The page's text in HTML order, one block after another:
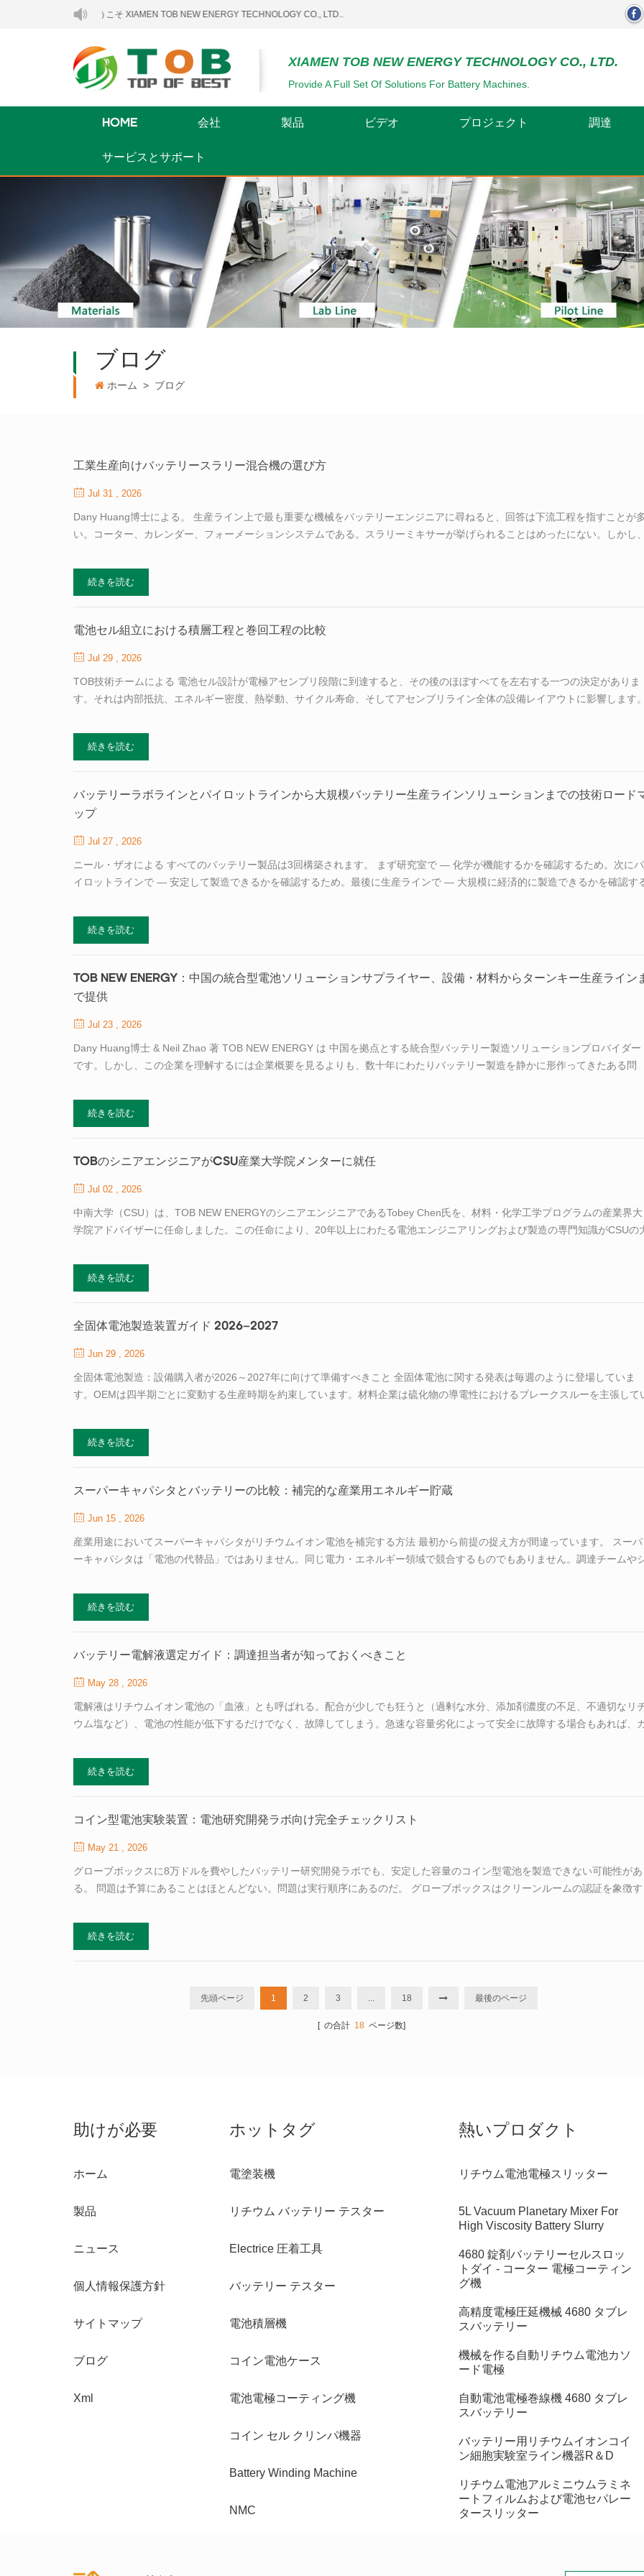
へようこそ XIAMEN TOB NEW ENERGY TECHNOLOGY CO., LTD..
XIAMEN TOB NEW ENERGY TECHNOLOGY CO., LTD.
Provide A Full Set Of Solutions For Battery Machines.
HOME 会社 製品 ビデオ プロジェクト 調達
サービスとサポート
ブログ
ホーム > ブログ
工業生産向けバッテリースラリー混合機の選び方
Jul 31 , 2026
Dany Huang博士による。 生産ライン上で最も重要な機械をバッテリーエンジニアに尋ねると、回答は下流工程を指すことが
い。コーター、カレンダー、フォーメーションシステムである。スラリーミキサーが挙げられることはめったにない。しかし、
である。活物質粒子がどれだけよく分散するか、導電性カーボンネットワークが粒子の周囲にどれだけ均一に形成されるか、そ
して電極が数千サイクルにわたり一貫した性能を発揮できるかを決定する。 中国の バッテリースラリーミキサーメーカーは、
続きを読む
電池セル組立における積層工程と巻回工程の比較
Jul 29 , 2026
TOB技術チームによる 電池セル設計が電極アセンブリ段階に到達すると、その後のほぼすべてを左右する一つの決定がありま
す。それは内部抵抗、エネルギー密度、熱挙動、サイクル寿命、そしてアセンブリライン全体の設備レイアウトに影響します。
そして大型角形セル、全固体電池アーキテクチャ、超薄型パウチ設計の台頭により、積層と巻回の選択問題は10年前よりも重要
性を増し、同時に判断が難しくなっています。巻回システムと積層システムの両方を設計・製造する設備サプライヤーは、研究
続きを読む
バッテリーラボラインとパイロットラインから大規模バッテリー生産ラインソリューションまでの技術ロード
ップ
Jul 27 , 2026
ニール・ザオによる すべてのバッテリー製品は3回構築されます。 まず研究室で — 化学が機能するかを確認するため。次にパ
イロットラインで — 安定して製造できるかを確認するため。最後に生産ラインで — 大規模に経済的に製造できるかを確認す
が、バッテリープロジェクトが最も高額なミスを蓄積する場所です。ターンキーバッテリー生産ラインは単一のものではありま
せん。それは3つすべての段階をつなぐエンジニアリングされた接続です。統合サプライヤーである「TOB NEW ENERGYなど
続きを読む
TOB NEW ENERGY：中国の統合型電池ソリューションサプライヤー、設備・材料からターンキー生産ライン
で提供
Jul 23 , 2026
Dany Huang博士 & Neil Zhao 著 TOB NEW ENERGY は 中国を拠点とする統合型バッテリー製造ソリューションプロバイダー
です。しかし、この企業を理解するには企業概要を見るよりも、数十年にわたりバッテリー製造を静かに形作ってきたある問
理解する方が適しています。 1. 中国サプライヤーが解消しつつあるバッテリー製造における構造的ギャップ バッテリー製造に
は断層があります。それは、材料を製造する企業、機械を製造する企業、そして両者をつなぐプロセスを開発する企業の間に存
続きを読む
TOBのシニアエンジニアがCSU産業大学院メンターに就任
Jul 02 , 2026
中南大学（CSU）は、TOB NEW ENERGYのシニアエンジニアであるTobey Chen氏を、材料・化学工学プログラムの産業界大
学院アドバイザーに任命しました。この任命により、20年以上にわたる電池エンジニアリングおよび製造の専門知識がCSUの
れます。 TOB NEW ENERGYにとって、この任命は個人への評価であると同時に、構造的なシグナルでもあります。これは、
20年以上にわたり同社の経営理念の中心であり続けてきた産学研モデルの深さを示すものです。 すでに進行しているパートナ
続きを読む
全固体電池製造装置ガイド 2026–2027
Jun 29 , 2026
全固体電池製造：設備購入者が2026～2027年に向けて準備すべきこと 全固体電池に関する発表は毎週のように登場していま
す。OEMは四半期ごとに変動する生産時期を約束しています。材料企業は硫化物の導電性におけるブレークスルーを主張して
方で、最も重要なボトルネックのままです。 液体電解質リチウムイオン電池から全固体電池への移行は、単なる変更ではありま
せん。それは置き換えです。標準的なリチウムイオン生産ラインを全固体電池向けに「アップグレード」することはできませ
続きを読む
スーパーキャパシタとバッテリーの比較：補完的な産業用エネルギー貯蔵
Jun 15 , 2026
産業用途においてスーパーキャパシタがリチウムイオン電池を補完する方法 最初から前提の捉え方が間違っています。 スーパ
ーキャパシタは「電池の代替品」ではありません。同じ電力・エネルギー領域で競合するものでもありません。調達チームや
間エネルギーを保持できず役に立たないスーパーキャパシタバンクのいずれかになります。 産業分野の現実では、スーパーキャ
パシタとリチウムイオン電池は異なる問題を解決します。エンジニアリング上の課題はどちらか一方を選ぶことではなく、それ
続きを読む
バッテリー電解液選定ガイド：調達担当者が知っておくべきこと
May 28 , 2026
電解液はリチウムイオン電池の「血液」とも呼ばれる。配合が少しでも狂うと（過剰な水分、添加剤濃度の不足、不適切なリ
ウム塩など）、電池の性能が低下するだけでなく、故障してしまう。急速な容量劣化によって安全に故障する場合もあれば、
です。電解液は標準化された商品ではなく、純度、水分含有量、添加剤パッケージのわずかな違いがサイクル寿命を数百サイク
ルも左右します。サプライヤーの選定は単なる書類作業ではなく、化学物質のトレーサビリティに関する問題なのです。 このガ
続きを読む
コイン型電池実験装置：電池研究開発ラボ向け完全チェックリスト
May 21 , 2026
グローブボックスに8万ドルを費やしたバッテリー研究開発ラボでも、安定した容量のコイン型電池を製造できない可能性があ
る。 問題は予算にあることはほとんどない。問題は実行順序にあるのだ。 グローブボックスはクリーンルームの認証を象徴す
凝集体まで分散させることができない。コーティングブレードの振れは20μmもある。圧着機は缶を変形させてしまう。3ヶ月に
わたる研究は、材料の問題を装った機器の不具合によって無駄になってしまう。 以下は、再現性のあるCR2032ハーフセルを構
続きを読む
先頭ページ 1 2 3 ... 18 最後のページ
[ の合計 18 ページ数]
助けが必要
ホーム
製品
ニュース
個人情報保護方針
サイトマップ
ブログ
Xml
ホットタグ
電塗装機
リチウム バッテリー テスター
Electrice 圧着工具
バッテリー テスター
電池積層機
コイン電池ケース
電池電極コーティング機
コイン セル クリンパ機器
Battery Winding Machine
NMC
熱いプロダクト
リチウム電池電極スリッター
5L Vacuum Planetary Mixer For
High Viscosity Battery Slurry
4680 錠剤バッテリーセルスロッ
トダイ - コーター 電極コーティン
グ機
高精度電極圧延機械 4680 タブレ
スバッテリー
機械を作る自動リチウム電池カソ
ード電極
自動電池電極巻線機 4680 タブレ
スバッテリー
バッテリー用リチウムイオンコイ
ン細胞実験室ライン機器R＆D
リチウム電池アルミニウムラミネ
ートフィルムおよび電池セパレー
タースリッター